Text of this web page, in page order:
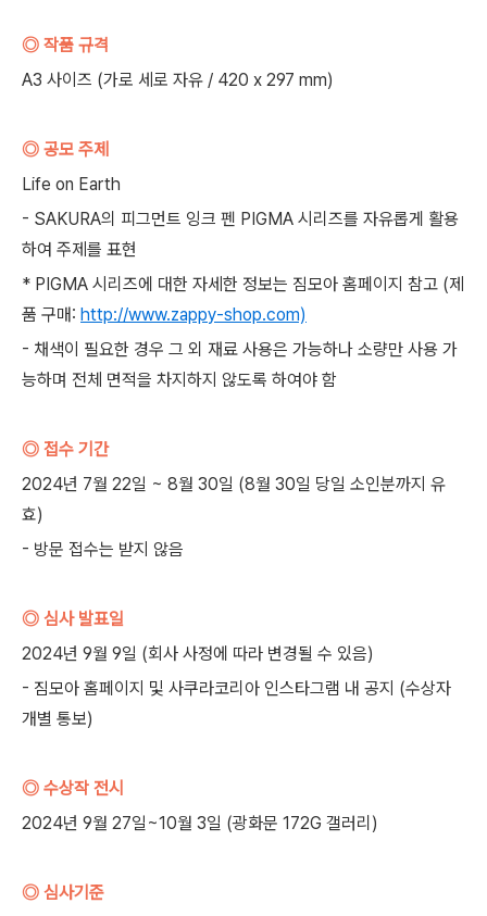
◎ 작품 규격
A3 사이즈 (가로 세로 자유 / 420 x 297 mm)
◎ 공모 주제
Life on Earth
- SAKURA의 피그먼트 잉크 펜 PIGMA 시리즈를 자유롭게 활용
하여 주제를 표현
* PIGMA 시리즈에 대한 자세한 정보는 짐모아 홈페이지 참고 (제
품 구매: http://www.zappy-shop.com)
- 채색이 필요한 경우 그 외 재료 사용은 가능하나 소량만 사용 가
능하며 전체 면적을 차지하지 않도록 하여야 함
◎ 접수 기간
2024년 7월 22일 ~ 8월 30일 (8월 30일 당일 소인분까지 유
효)
- 방문 접수는 받지 않음
◎ 심사 발표일
2024년 9월 9일 (회사 사정에 따라 변경될 수 있음)
- 짐모아 홈페이지 및 사쿠라코리아 인스타그램 내 공지 (수상자
개별 통보)
◎ 수상작 전시
2024년 9월 27일~10월 3일 (광화문 172G 갤러리)
◎ 심사기준